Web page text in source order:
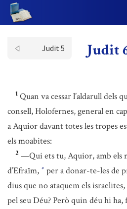
Judit 5 Judit
1 Quan va cessar l’aldarull dels
consell, Holofernes, general en
a Aquior davant totes les tropes
els moabites:
2 —Qui ets tu, Aquior, amb els
d’Efraïm, * per a donar-te-les de
dius que no ataquem els
pel seu Déu? Però quin déu hi